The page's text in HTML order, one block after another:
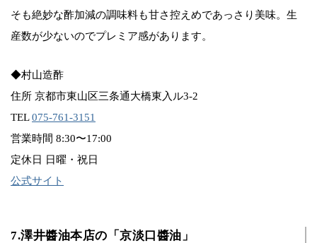
そも絶妙な酢加減の調味料も甘さ控えめであっさり美味。生
産数が少ないのでプレミア感があります。
◆村山造酢
住所 京都市東山区三条通大橋東入ル3-2
TEL075-761-3151
営業時間 8:30〜17:00
定休日 日曜・祝日
公式サイト
7.澤井醬油本店の「京淡口醬油」